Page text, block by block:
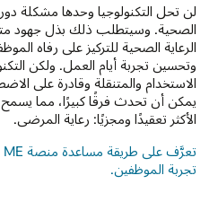
لن تحل التكنولوجيا وحدها مشكلة
الصحية. وسيتطلب ذلك بذل جهود
الرعاية الصحية للتركيز على رفاه
وتحسين تجربة أيام العمل. ولكن
الاستخدام والمتنقلة وقادرة على
يمكن أن تحدث فرقًا كبيرًا، مما يسمح
الأكثر تعقيدًا ومجزيًا: رعاية المرضى.
تجربة الموظفين.